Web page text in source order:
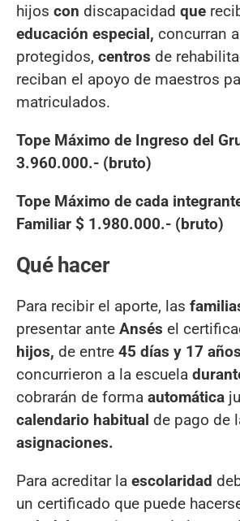
hijos con discapacidad que
educación especial, concurran
protegidos, centros de
reciban el apoyo de maestros
matriculados.
Tope Máximo de Ingreso del
3.960.000.- (bruto)
Tope Máximo de cada
Familiar $ 1.980.000.- (bruto)
Qué hacer
Para recibir el aporte, las
presentar ante Ansés el
hijos, de entre 45 días y 17 años
concurrieron a la escuela
cobrarán de forma automática
calendario habitual de pago de
asignaciones.
Para acreditar la escolaridad
un certificado que puede